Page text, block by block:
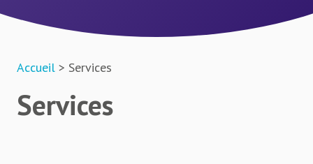
Accueil > Services
Services